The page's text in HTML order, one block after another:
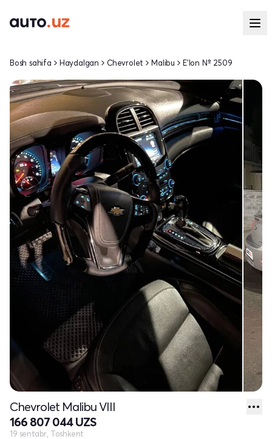
Bosh sahifa Haydalgan Chevrolet Malibu E'lon № 2509
Chevrolet Malibu VIII
166 807 044 UZS
19 sentabr, Toshkent